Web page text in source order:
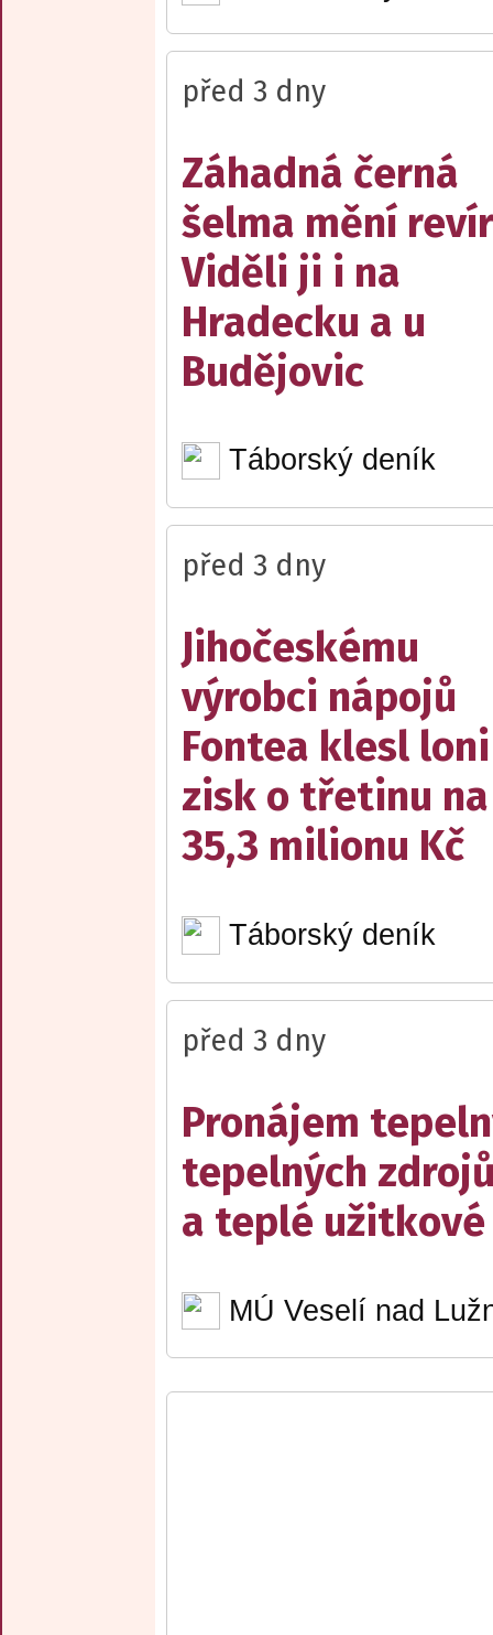
před 3 dny
Záhadná černá
šelma mění
Viděli ji i na
Hradecku a u
Budějovic
Táborský deník
před 3 dny
Jihočeskému
výrobci nápojů
Fontea klesl loni
zisk o třetinu na
35,3 milionu Kč
Táborský deník
před 3 dny
Pronájem
tepelných
a teplé užitkové
MÚ Veselí nad